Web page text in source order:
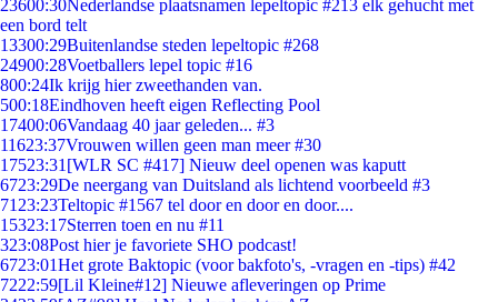
23600:30Nederlandse plaatsnamen lepeltopic #213 elk gehucht met
een bord telt
13300:29Buitenlandse steden lepeltopic #268
24900:28Voetballers lepel topic #16
800:24Ik krijg hier zweethanden van.
500:18Eindhoven heeft eigen Reflecting Pool
17400:06Vandaag 40 jaar geleden... #3
11623:37Vrouwen willen geen man meer #30
17523:31 [WLR SC #417] Nieuw deel openen was kaputt
6723:29De neergang van Duitsland als lichtend voorbeeld #3
71 23:23Teltopic #1567 tel door en door en door....
15323:17Sterren toen en nu #11
323:08Post hier je favoriete SHO podcast!
6723:01Het grote Baktopic (voor bakfoto's, -vragen en -tips) #42
7222:59[Lil Kleine#12] Nieuwe afleveringen op Prime